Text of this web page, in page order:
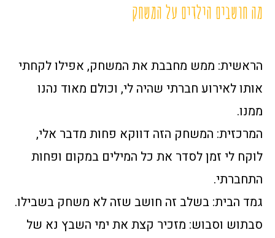
מה חושבים הילדים על המשחק
הראשית: ממש מחבבת את המשחק, אפילו לקחתי
אותו לאירוע חברתי שהיה לי, וכולם מאוד נהנו
ממנו.
המרכזית: המשחק הזה דווקא פחות מדבר אלי,
לוקח לי זמן לסדר את כל המילים במקום ופחות
התחברתי.
גמד הבית: בשלב זה חושב שזה לא משחק בשבילו.
סבתוש וסבוש: מזכיר קצת את ימי השבץ נא של